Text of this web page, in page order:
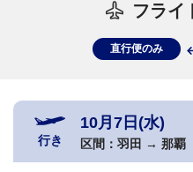
フライ
直行便のみ
行き
10月7日(水)
区間： 羽田 → 那覇